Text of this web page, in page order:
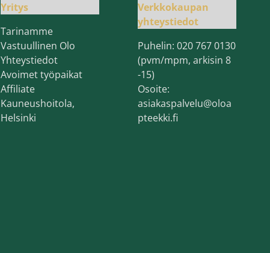
Yritys
Tarinamme
Vastuullinen Olo
Yhteystiedot
Avoimet työpaikat
Affiliate
Kauneushoitola,
Helsinki
Verkkokaupan
yhteystiedot
Puhelin: 020 767 0130
(pvm/mpm, arkisin 8
-15)
Osoite:
asiakaspalvelu@oloa
pteekki.fi